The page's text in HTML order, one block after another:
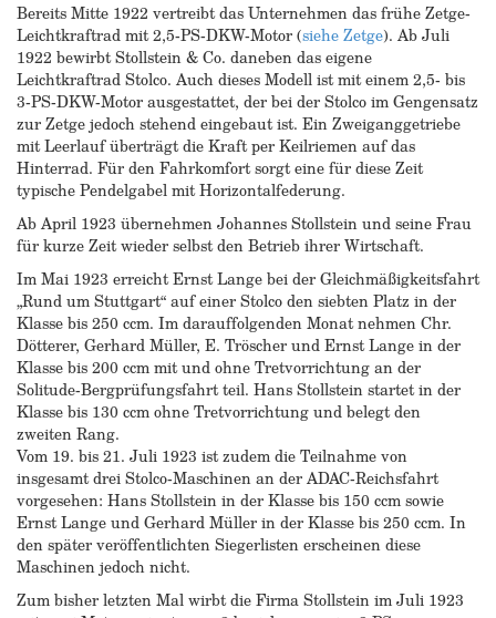
Bereits Mitte 1922 vertreibt das Unternehmen das frühe Zetge-
Leichtkraftrad mit 2,5-PS-DKW-Motor (siehe Zetge). Ab Juli
1922 bewirbt Stollstein & Co. daneben das eigene
Leichtkraftrad Stolco. Auch dieses Modell ist mit einem 2,5- bis
3-PS-DKW-Motor ausgestattet, der bei der Stolco im Gengensatz
zur Zetge jedoch stehend eingebaut ist. Ein Zweiganggetriebe
mit Leerlauf überträgt die Kraft per Keilriemen auf das
Hinterrad. Für den Fahrkomfort sorgt eine für diese Zeit
typische Pendelgabel mit Horizontalfederung.
Ab April 1923 übernehmen Johannes Stollstein und seine Frau
für kurze Zeit wieder selbst den Betrieb ihrer Wirtschaft.
Im Mai 1923 erreicht Ernst Lange bei der Gleichmäßigkeitsfahrt
„Rund um Stuttgart“ auf einer Stolco den siebten Platz in der
Klasse bis 250 ccm. Im darauffolgenden Monat nehmen Chr.
Dötterer, Gerhard Müller, E. Tröscher und Ernst Lange in der
Klasse bis 200 ccm mit und ohne Tretvorrichtung an der
Solitude-Bergprüfungsfahrt teil. Hans Stollstein startet in der
Klasse bis 130 ccm ohne Tretvorrichtung und belegt den
zweiten Rang.
Vom 19. bis 21. Juli 1923 ist zudem die Teilnahme von
insgesamt drei Stolco-Maschinen an der ADAC-Reichsfahrt
vorgesehen: Hans Stollstein in der Klasse bis 150 ccm sowie
Ernst Lange und Gerhard Müller in der Klasse bis 250 ccm. In
den später veröffentlichten Siegerlisten erscheinen diese
Maschinen jedoch nicht.
Zum bisher letzten Mal wirbt die Firma Stollstein im Juli 1923